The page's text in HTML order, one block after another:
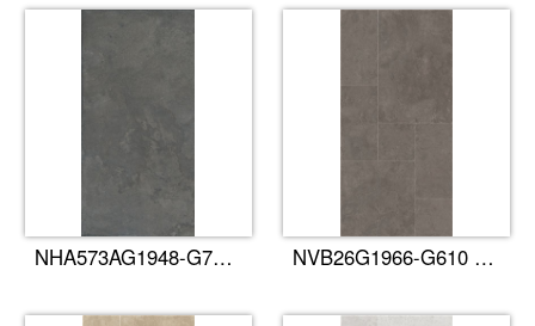
NHA573AG1948-G76莱姆石·墨砚 NVB26G1966-G610 古堡·黛灰​